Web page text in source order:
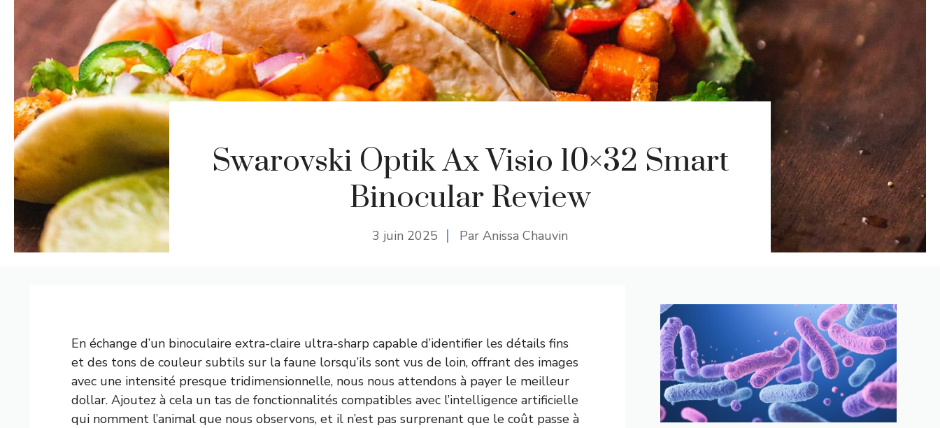
Swarovski Optik Ax Visio 10×32 Smart
Binocular Review
3 juin 2025 Par Anissa Chauvin
En échange d’un binoculaire extra-claire ultra-sharp capable d’identifier les détails fins
et des tons de couleur subtils sur la faune lorsqu’ils sont vus de loin, offrant des images
avec une intensité presque tridimensionnelle, nous nous attendons à payer le meilleur
dollar. Ajoutez à cela un tas de fonctionnalités compatibles avec l’intelligence artificielle
qui nomment l’animal que nous observons, et il n’est pas surprenant que le coût passe à